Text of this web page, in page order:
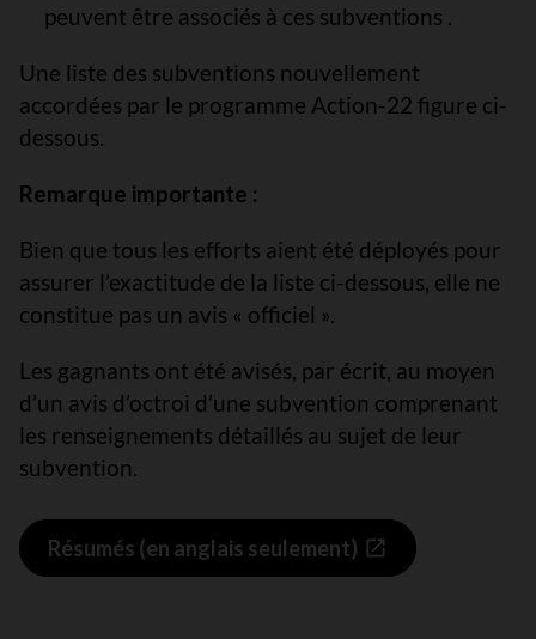
peuvent être associés à ces subventions .
Une liste des subventions nouvellement
accordées par le programme Action-22 figure ci-
dessous.
Remarque importante :
Bien que tous les efforts aient été déployés pour
assurer l’exactitude de la liste ci-dessous, elle ne
constitue pas un avis « officiel ».
Les gagnants ont été avisés, par écrit, au moyen
d’un avis d’octroi d’une subvention comprenant
les renseignements détaillés au sujet de leur
subvention.
Résumés (en anglais seulement)